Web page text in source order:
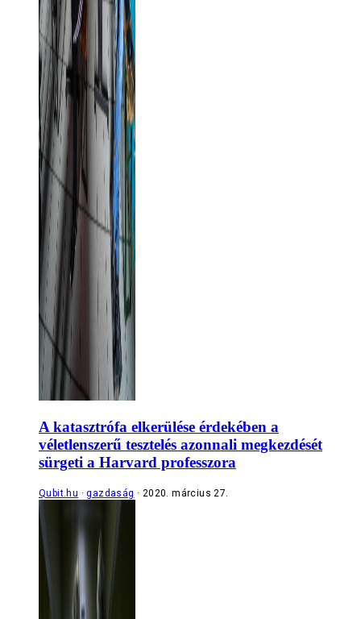
A katasztrófa elkerülése érdekében a
véletlenszerű tesztelés azonnali megkezdését
sürgeti a Harvard professzora
Qubit.hu gazdaság 2020. március 27.